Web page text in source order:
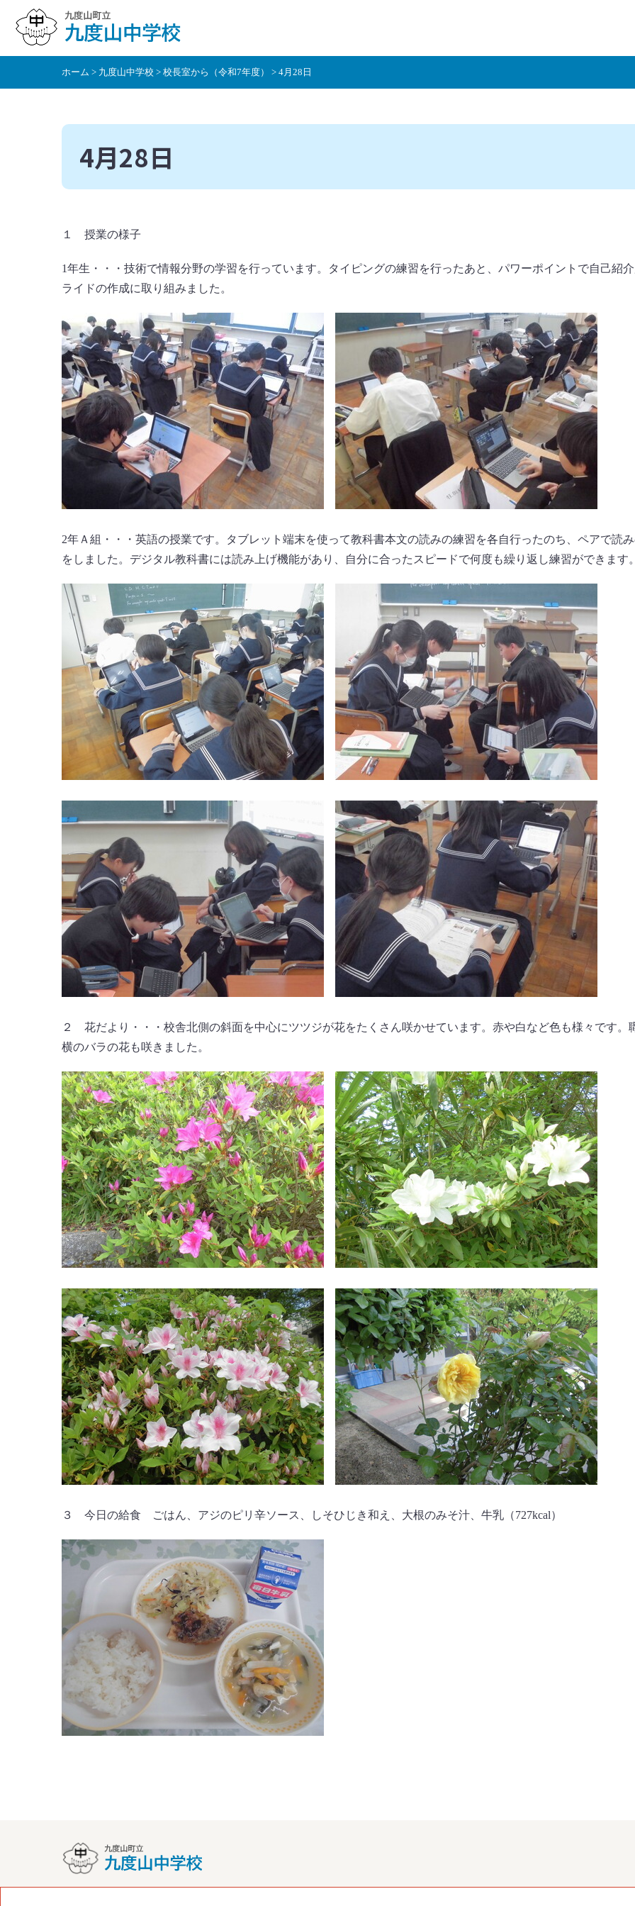
動
ホーム > 九度山中学校 > 校長室から（令和7年度） > 4月28日
4月28日
１ 授業の様子
1年生・・・技術で情報分野の学習を行っています。タイピングの練習を行ったあと、パワーポイントで自己紹
ライドの作成に取り組みました。
2年Ａ組・・・英語の授業です。タブレット端末を使って教科書本文の読みの練習を各自行ったのち、ペアで読
をしました。デジタル教科書には読み上げ機能があり、自分に合ったスピードで何度も繰り返し練習ができます
２ 花だより・・・校舎北側の斜面を中心にツツジが花をたくさん咲かせています。赤や白など色も様々です。
横のバラの花も咲きました。
３ 今日の給食 ごはん、アジのピリ辛ソース、しそひじき和え、大根のみそ汁、牛乳（727kcal）